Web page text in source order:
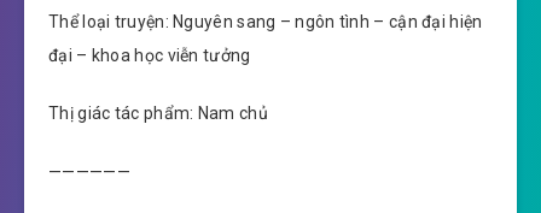
Thể loại truyện: Nguyên sang – ngôn tình – cận đại hiện
đại – khoa học viễn tưởng
Thị giác tác phẩm: Nam chủ
——————